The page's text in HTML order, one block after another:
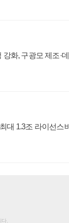
화, 구광모 제조·데
대 1.3조 라이선스비
.